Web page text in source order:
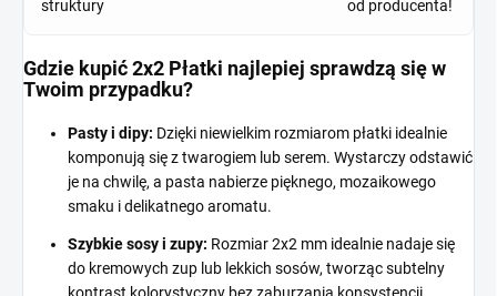
struktury od producenta!
Gdzie kupić 2x2 Płatki najlepiej sprawdzą się w
Twoim przypadku?
Pasty i dipy: Dzięki niewielkim rozmiarom płatki idealnie
komponują się z twarogiem lub serem. Wystarczy odstawić
je na chwilę, a pasta nabierze pięknego, mozaikowego
smaku i delikatnego aromatu.
Szybkie sosy i zupy: Rozmiar 2x2 mm idealnie nadaje się
do kremowych zup lub lekkich sosów, tworząc subtelny